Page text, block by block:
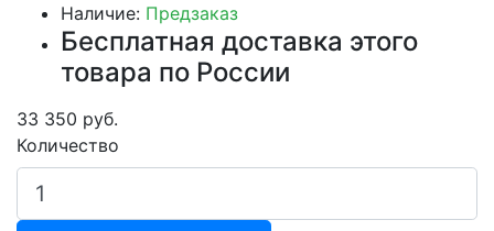
Наличие: Предзаказ
Бесплатная доставка этого
товара по России
33 350 руб.
Количество